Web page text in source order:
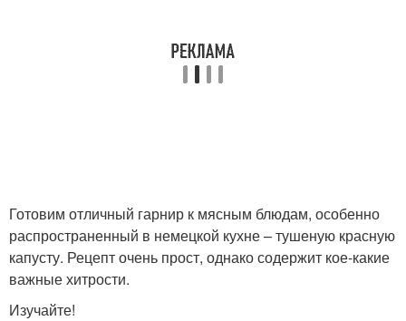
Готовим отличный гарнир к мясным блюдам, особенно
распространенный в немецкой кухне – тушеную красную
капусту. Рецепт очень прост, однако содержит кое-какие
важные хитрости.
Изучайте!